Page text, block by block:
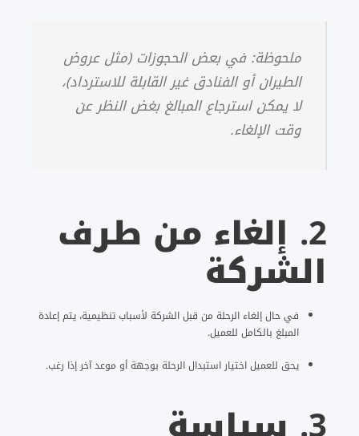
ملحوظة:في بعض الحجوزات (مثل عروض
الطيران أو الفنادق غير القابلة للاسترداد)،
لا يمكن استرجاع المبالغ بغض النظر عن
وقت الإلغاء.
2. إلغاء من طرف
الشركة
في حال إلغاء الرحلة من قبل الشركة لأسباب تنظيمية، يتم إعادة
المبلغ بالكامل للعميل.
يحق للعميل اختيار استبدال الرحلة بوجهة أو موعد آخر إذا رغب.